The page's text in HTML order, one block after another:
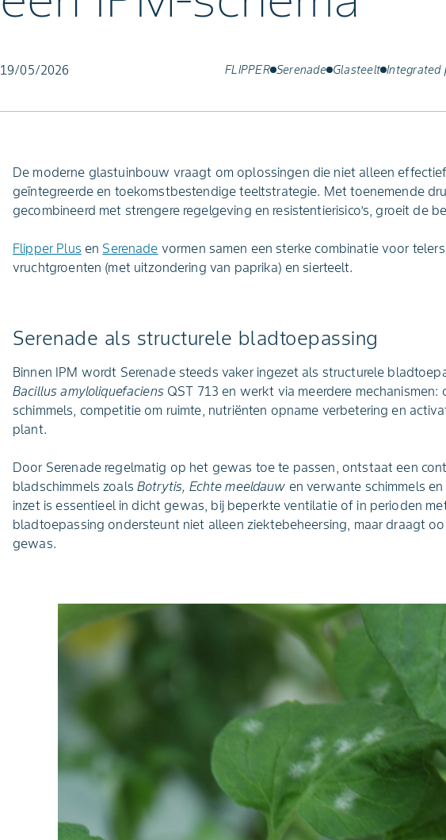
19/05/2026 FLIPPER Serenade Glasteelt Integrated
De moderne glastuinbouw vraagt om oplossingen die niet alleen
geïntegreerde en toekomstbestendige teeltstrategie. Met toenemende
gecombineerd met strengere regelgeving en resistentierisico’s, groeit de
Flipper Plus en Serenade vormen samen een sterke combinatie voor
vruchtgroenten (met uitzondering van paprika) en sierteelt.
Serenade als structurele bladtoepassing
Binnen IPM wordt Serenade steeds vaker ingezet als structurele
Bacillus amyloliquefaciensQST 713 en werkt via meerdere
schimmels, competitie om ruimte, nutriënten opname verbetering en
plant.
Door Serenade regelmatig op het gewas toe te passen, ontstaat een
bladschimmels zoals Botrytis, Echte meeldauw en verwante schimmels
inzet is essentieel in dicht gewas, bij beperkte ventilatie of in perioden
bladtoepassing ondersteunt niet alleen ziektebeheersing, maar draagt
gewas.